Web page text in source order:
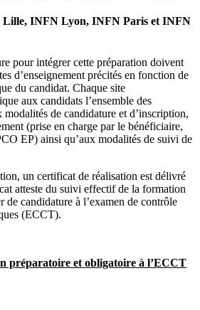
INFN Lyon, INFN Paris et INFN
pour intégrer cette préparation doivent
d’enseignement précités en fonction de
du candidat. Chaque site
aux candidats l’ensemble des
de candidature et d’inscription,
(prise en charge par le bénéficiaire,
EP) ainsi qu’aux modalités de suivi de
un certificat de réalisation est délivré
atteste du suivi effectif de la formation
de candidature à l’examen de contrôle
(ECCT).
préparatoire et obligatoire à l’ECCT